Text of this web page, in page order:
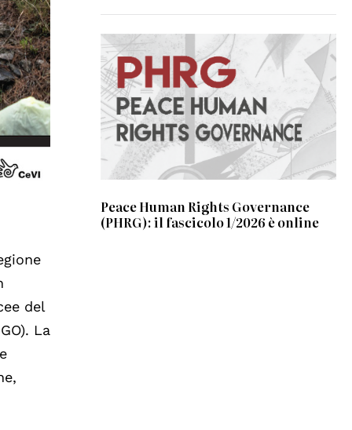
del
La
Peace Human Rights Governance
(PHRG): il fascicolo 1/2026 è online